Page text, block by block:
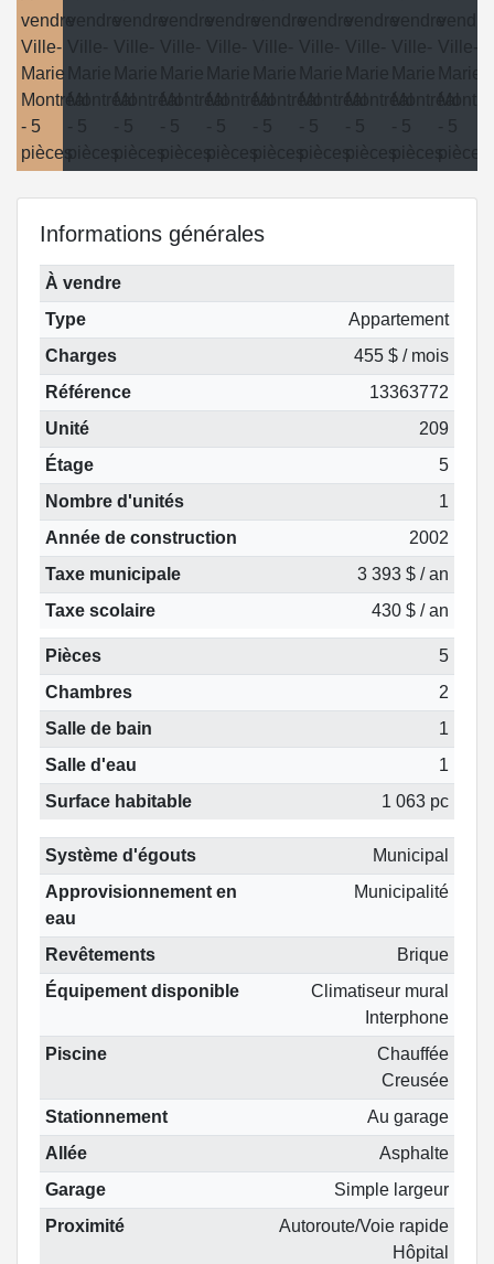
Informations générales
À vendre
Type
Appartement
Charges
455 $ / mois
Référence
13363772
Unité
209
Étage
5
Nombre d'unités
1
Année de construction
2002
Taxe municipale
3 393 $ / an
Taxe scolaire
430 $ / an
Pièces
5
Chambres
2
Salle de bain
1
Salle d'eau
1
Surface habitable
1 063 pc
Système d'égouts
Municipal
Approvisionnement en
eau
Municipalité
Revêtements
Brique
Équipement disponible
Climatiseur mural
Interphone
Piscine
Chauffée
Creusée
Stationnement
Au garage
Allée
Asphalte
Garage
Simple largeur
Proximité
Autoroute/Voie rapide
Hôpital